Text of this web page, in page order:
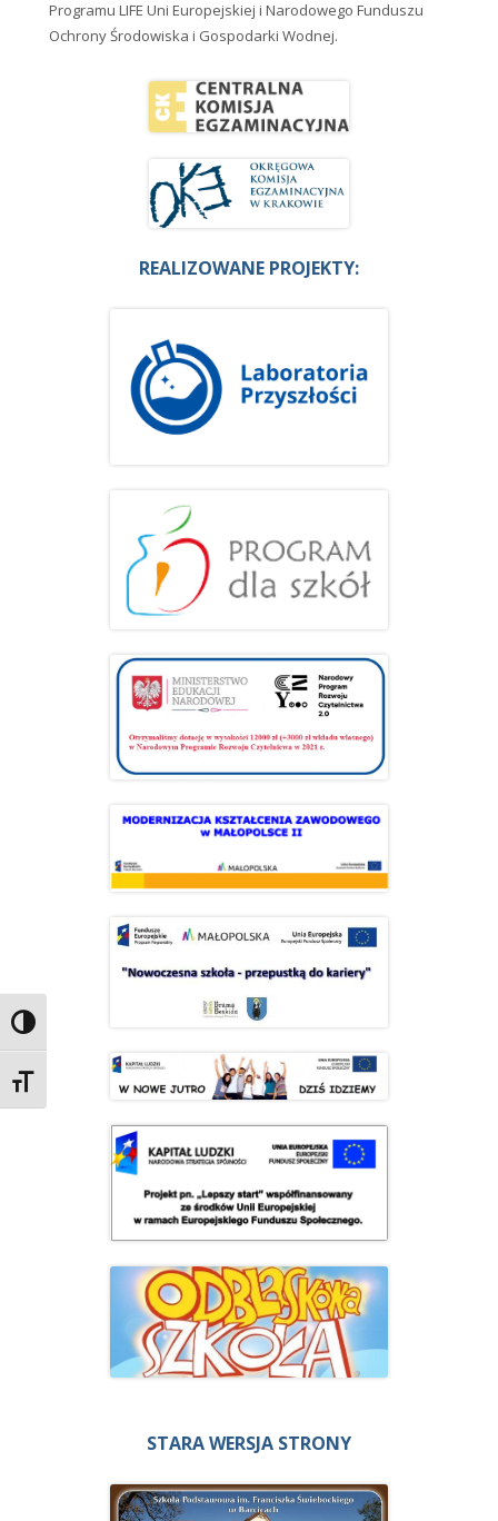
Przełącz wysoki kontrast
Zmień rozmiar czcionek
Programu LIFE Uni Europejskiej i Narodowego Funduszu
Ochrony Środowiska i Gospodarki Wodnej.
REALIZOWANE PROJEKTY:
STARA WERSJA STRONY